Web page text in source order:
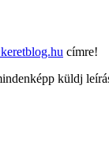
címre!
küldj